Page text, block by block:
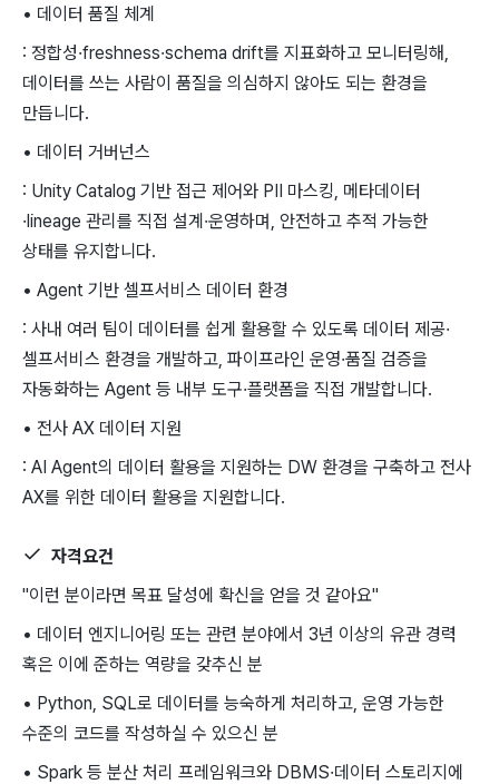
• 데이터 품질 체계
: 정합성·freshness·schema drift를 지표화하고 모니터링해,
데이터를 쓰는 사람이 품질을 의심하지 않아도 되는 환경을
만듭니다.
• 데이터 거버넌스
: Unity Catalog 기반 접근 제어와 PII 마스킹, 메타데이터
·lineage 관리를 직접 설계·운영하며, 안전하고 추적 가능한
상태를 유지합니다.
• Agent 기반 셀프서비스 데이터 환경
: 사내 여러 팀이 데이터를 쉽게 활용할 수 있도록 데이터 제공·
셀프서비스 환경을 개발하고, 파이프라인 운영·품질 검증을
자동화하는 Agent 등 내부 도구·플랫폼을 직접 개발합니다.
• 전사 AX 데이터 지원
: AI Agent의 데이터 활용을 지원하는 DW 환경을 구축하고 전사
AX를 위한 데이터 활용을 지원합니다.
자격요건
"이런 분이라면 목표 달성에 확신을 얻을 것 같아요"
• 데이터 엔지니어링 또는 관련 분야에서 3년 이상의 유관 경력
혹은 이에 준하는 역량을 갖추신 분
• Python, SQL로 데이터를 능숙하게 처리하고, 운영 가능한
수준의 코드를 작성하실 수 있으신 분
• Spark 등 분산 처리 프레임워크와 DBMS·데이터 스토리지에